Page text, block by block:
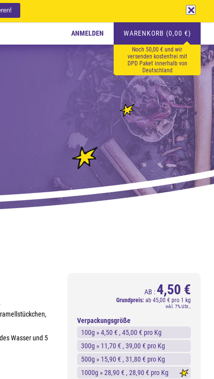
ANMELDEN WARENKORB (0,00 €)
Noch 50,00 € und wir
versenden kostenfrei mit
DPD Paket innerhalb von
Deutschland
Wasser und 5
AB : 4,50 €
Grundpreis: ab 45,00 € pro 1 kg
inkl. 7% USt.,
Verpackungsgröße
100g »4,50 € , 45,00 € pro Kg
300g » 11,70 € , 39,00 € pro Kg
500g » 15,90 € , 31,80 € pro Kg
1000g »28,90 € , 28,90 € pro Kg